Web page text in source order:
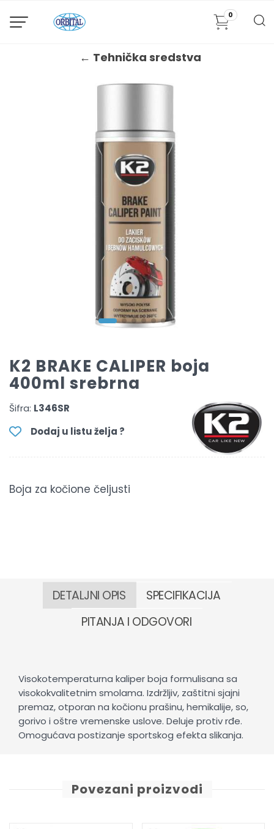
0
← Tehnička sredstva
K2 BRAKE CALIPER boja
400ml srebrna
Šifra: L346SR
Dodaj u listu želja ?
Boja za kočione čeljusti
DETALJNI OPIS
SPECIFIKACIJA
PITANJA I ODGOVORI
Visokotemperaturna kaliper boja formulisana sa
visokokvalitetnim smolama. Izdržljiv, zaštitni sjajni
premaz, otporan na kočionu prašinu, hemikalije, so,
gorivo i oštre vremenske uslove. Deluje protiv rđe.
Omogućava postizanje sportskog efekta slikanja.
Povezani proizvodi